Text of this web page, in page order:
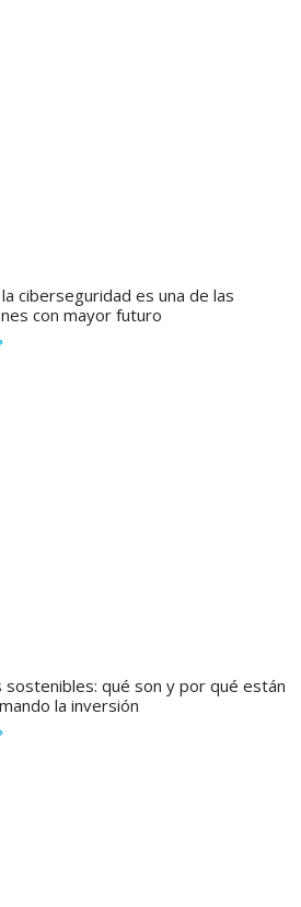
ciberseguridad es una de las
con mayor futuro
sostenibles: qué son y por qué están
la inversión